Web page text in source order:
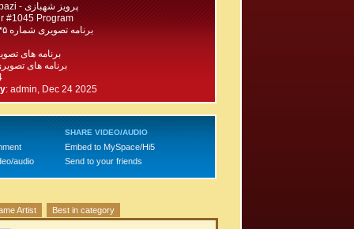
Parviz Shahbazi - پرویز شهبازی
#1045 Program
برنامه تصویری شماره ۱۰۴۵ گنج حضور
برنامه های
برنامه های تصویری ۱۱۰۰ -
: admin, Dec 24 2025
audio
SHARE VIDEO/AUDIO
Embed to MySpace/Hi5
Send to your friends
Artist Best in category